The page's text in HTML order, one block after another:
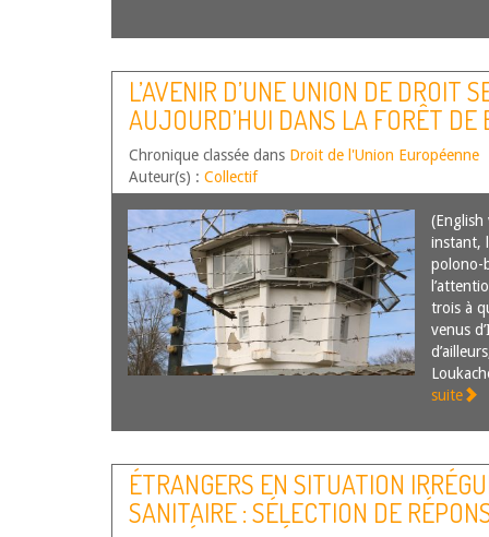
L’AVENIR D’UNE UNION DE DROIT
AUJOURD’HUI DANS LA FORÊT
EU MUST NOT BECOME A LAWLESS
Chronique classée dans Droit de l'Union Européenne
Auteur(s) : Collectif
(English
instant,
polono-
trois à
venus
suite
ÉTRANGERS EN SITUATION
SANITAIRE : SÉLECTION DE